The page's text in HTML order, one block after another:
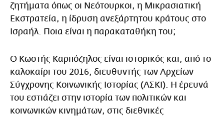
ζητήματα όπως οι Νεότουρκοι, η Μικρασιατική
Εκστρατεία, η ίδρυση ανεξάρτητου κράτους στο
Ισραήλ. Ποια είναι η παρακαταθήκη του;
Ο Κωστής Καρπόζηλος είναι ιστορικός και, από το
καλοκαίρι του 2016, διευθυντής των Αρχείων
Σύγχρονης Κοινωνικής Ιστορίας (ΑΣΚΙ). Η έρευνά
του εστιάζει στην ιστορία των πολιτικών και
κοινωνικών κινημάτων, στις διεθνικές